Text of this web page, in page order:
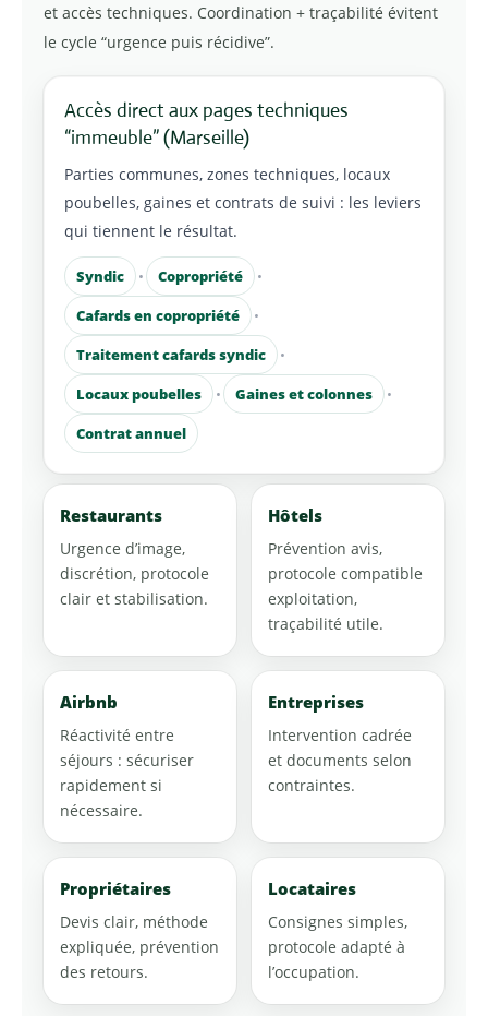
et accès techniques. Coordination + traçabilité évitent
le cycle “urgence puis récidive”.
Accès direct aux pages techniques
“immeuble” (Marseille)
Parties communes, zones techniques, locaux
poubelles, gaines et contrats de suivi : les leviers
qui tiennent le résultat.
Syndic • Copropriété
•
Cafards en copropriété
•
Traitement cafards syndic
•
Locaux poubelles
• Gaines et colonnes
•
Contrat annuel
Restaurants
Urgence d’image,
discrétion, protocole
clair et stabilisation.
Hôtels
Prévention avis,
protocole compatible
exploitation,
traçabilité utile.
Airbnb
Réactivité entre
séjours : sécuriser
rapidement si
nécessaire.
Entreprises
Intervention cadrée
et documents selon
contraintes.
Propriétaires
Devis clair, méthode
expliquée, prévention
des retours.
Locataires
Consignes simples,
protocole adapté à
l’occupation.